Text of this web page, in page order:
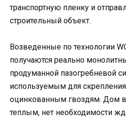
транспортную пленку и
строительный объект.
Возведенные по технологии
получаются реально
продуманной пазогребневой
используемым для
оцинкованным гвоздям. Дом
теплым, нет необходимости